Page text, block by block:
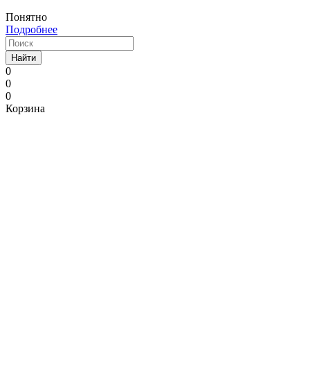
Понятно
Подробнее
Найти
0
0
0
Корзина